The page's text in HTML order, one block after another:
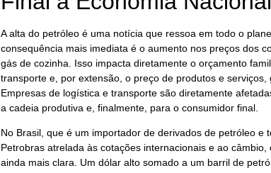
A alta do petróleo é uma notícia que ressoa em todo o
consequência mais imediata é o aumento nos preços dos
gás de cozinha. Isso impacta diretamente o orçamento
transporte e, por extensão, o preço de produtos e serviços,
Empresas de logística e transporte são diretamente
a cadeia produtiva e, finalmente, para o consumidor final.
No Brasil, que é um importador de derivados de petróleo e
Petrobras atrelada às cotações internacionais e ao
ainda mais clara. Um dólar alto somado a um barril de